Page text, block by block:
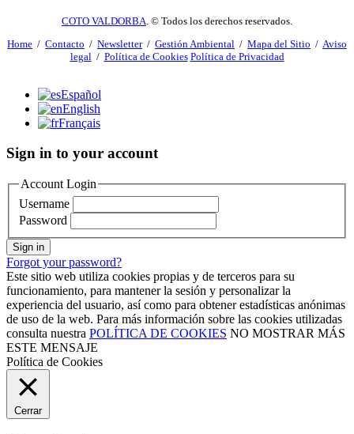
COTO VALDORBA . © Todos los derechos reservados.
Home / Contacto / Newsletter/ Gestión Ambiental / Mapa del Sitio / Aviso
legal / Política de Cookies Política de Privacidad
Español
English
Français
Sign in to your account
Account Login
Username
Password
Sign in
Forgot your password?
Este sitio web utiliza cookies propias y de terceros para su
funcionamiento, para mantener la sesión y personalizar la
experiencia del usuario, así como para obtener estadísticas anónimas
de uso de la web. Para más información sobre las cookies utilizadas
consulta nuestra POLÍTICA DE COOKIES NO MOSTRAR MÁS
ESTE MENSAJE
Política de Cookies
Cerrar